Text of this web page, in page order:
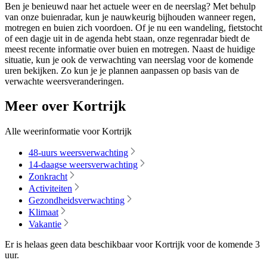
Ben je benieuwd naar het actuele weer en de neerslag? Met behulp
van onze buienradar, kun je nauwkeurig bijhouden wanneer regen,
motregen en buien zich voordoen. Of je nu een wandeling, fietstocht
of een dagje uit in de agenda hebt staan, onze regenradar biedt de
meest recente informatie over buien en motregen. Naast de huidige
situatie, kun je ook de verwachting van neerslag voor de komende
uren bekijken. Zo kun je je plannen aanpassen op basis van de
verwachte weersveranderingen.
Meer over Kortrijk
Alle weerinformatie voor Kortrijk
48-uurs weersverwachting
14-daagse weersverwachting
Zonkracht
Activiteiten
Gezondheidsverwachting
Klimaat
Vakantie
Er is helaas geen data beschikbaar voor Kortrijk voor de komende 3
uur.